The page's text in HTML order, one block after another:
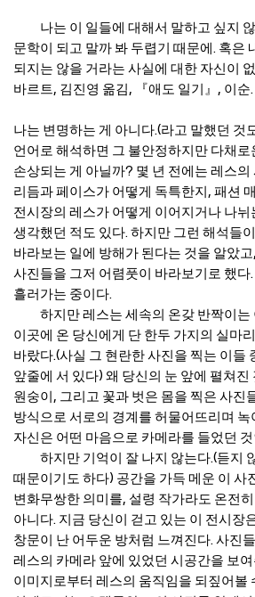
나는 이 일들에 대해서 말하고 싶지 않
문학이 되고 말까 봐 두렵기 때문에. 혹은
되지는 않을 거라는 사실에 대한 자신이
바르트, 김진영 옮김, 『애도 일기』, 이순
나는 변명하는 게 아니다.(라고 말했던 것
언어로 해석하면 그 불안정하지만 다채로
손상되는 게 아닐까? 몇 년 전에는 레스의
리듬과 페이스가 어떻게 독특한지, 패션
전시장의 레스가 어떻게 이어지거나 나뉘
생각했던 적도 있다. 하지만 그런 해석들
바라보는 일에 방해가 된다는 것을 알았
사진들을 그저 어렴풋이 바라보기로 했다
흘러가는 중이다.
하지만 레스는 세속의 온갖 반짝이는
이곳에 온 당신에게 단 한두 가지의 실마
바랐다.(사실 그 현란한 사진을 찍는 이들
앞줄에 서 있다) 왜 당신의 눈 앞에 펼쳐진
원숭이, 그리고 꽃과 벗은 몸을 찍은 사진
방식으로 서로의 경계를 허물어뜨리며 녹
자신은 어떤 마음으로 카메라를 들었던
하지만 기억이 잘 나지 않는다.(듣지 않
때문이기도 하다) 공간을 가득 메운 이 사
변화무쌍한 의미를, 설령 작가라도 온전
아니다. 지금 당신이 걷고 있는 이 전시장
창문이 난 어두운 방처럼 느껴진다. 사진
레스의 카메라 앞에 있었던 시공간을 보
이미지로부터 레스의 움직임을 되짚어볼